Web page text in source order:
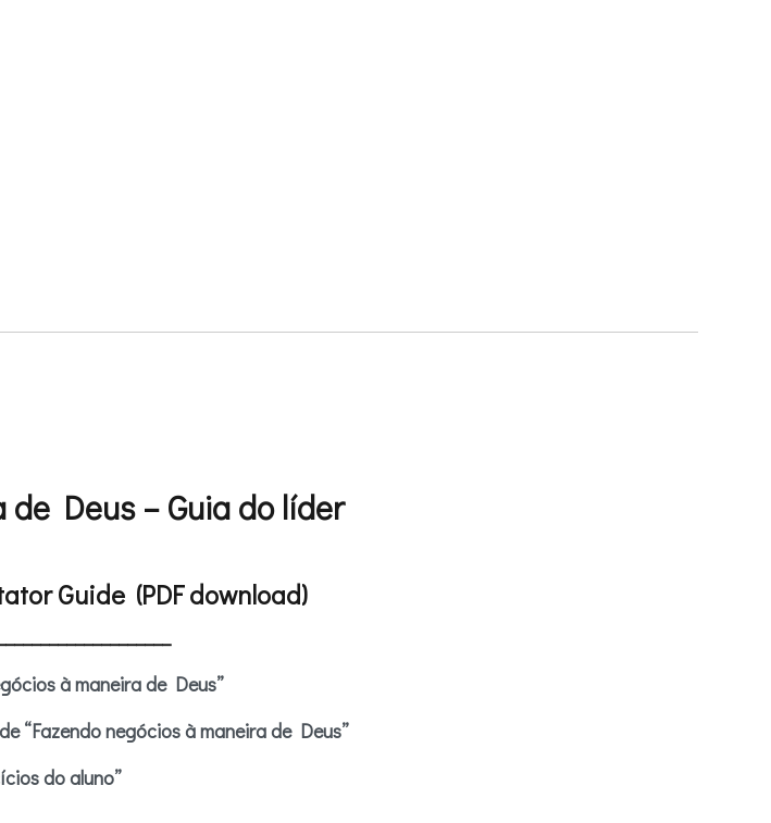
de Deus – Guia do líder
Guide (PDF download)
à maneira de Deus”
“Fazendo negócios à maneira de Deus”
do aluno”